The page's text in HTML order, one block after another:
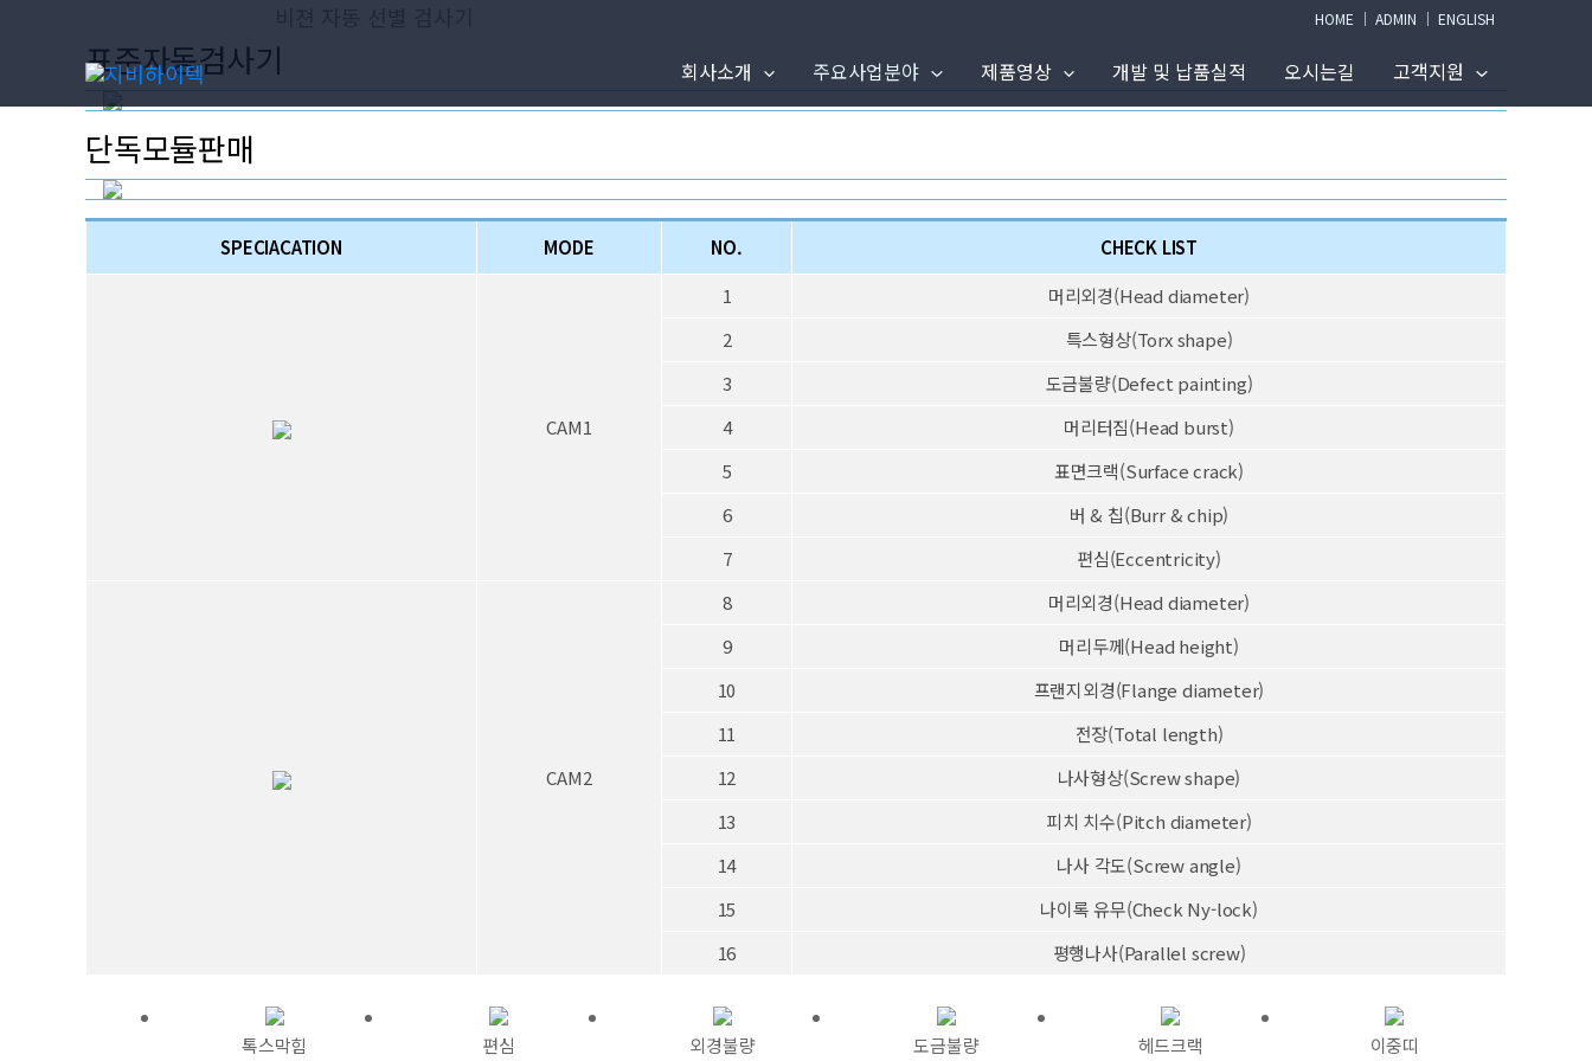
HOME │ ADMIN │ ENGLISH
회사소개 주요사업분야 제품영상 개발 및 납품실적 오시는길 고객지원
표준자동검사기
단독모듈판매
SPECIACATION MODE NO. CHECK LIST
CAM1
1
머리외경(Head diameter)
2
특스형상(Torx shape)
3
도금불량(Defect painting)
4
머리터짐(Head burst)
5
표면크랙(Surface crack)
6
버 & 칩(Burr & chip)
7
편심(Eccentricity)
CAM2
8
머리외경(Head diameter)
9
머리두께(Head height)
10
프랜지외경(Flange diameter)
11
전장(Total length)
12
나사형상(Screw shape)
13
피치 치수(Pitch diameter)
14
나사 각도(Screw angle)
15
나이록 유무(Check Ny-lock)
16
평행나사(Parallel screw)
톡스막힘 편심 외경불량 도금불량 헤드크랙 이중띠